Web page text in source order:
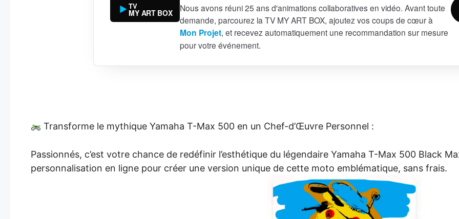
TV
MY ART BOX
Nous avons réuni 25 ans d'animations collaboratives en vidéo. Avant toute
demande, parcourez la TV MY ART BOX, ajoutez vos coups de cœur à
Mon Projet, et recevez automatiquement une recommandation sur mesure
pour votre événement.
Transforme le mythique Yamaha T-Max 500 en un Chef-d’Œuvre Personnel :
Passionnés, c’est votre chance de redéfinir l’esthétique du légendaire Yamaha T-Max 500 Black
personnalisation en ligne pour créer une version unique de cette moto emblématique, sans frais.